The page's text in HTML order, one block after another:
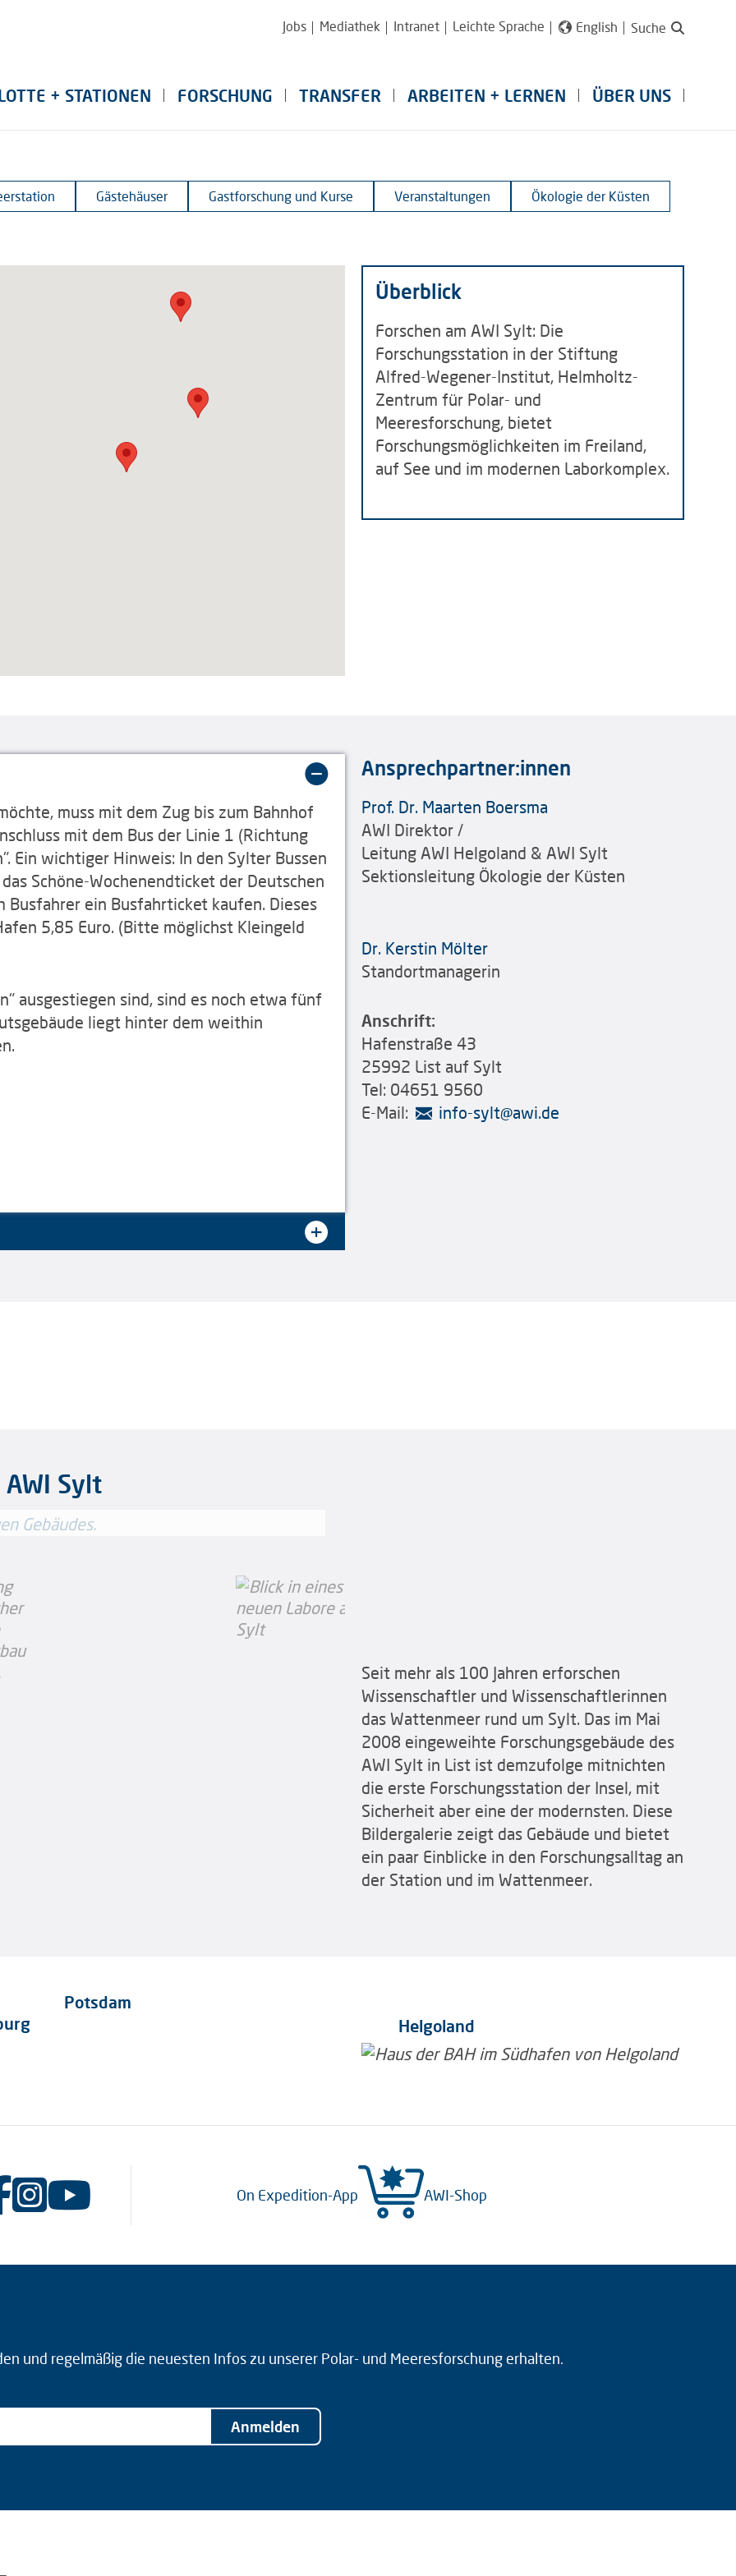
Jobs Mediathek Intranet Leichte Sprache English Suche
+ STATIONEN FORSCHUNG TRANSFER ARBEITEN + LERNEN ÜBER UNS
Gästehäuser Gastforschung und Kurse Veranstaltungen Ökologie der Küsten
Überblick
Forschen am AWI Sylt: Die
Forschungsstation in der Stiftung
Alfred-Wegener-Institut, Helmholtz-
Zentrum für Polar- und
Meeresforschung, bietet
Forschungsmöglichkeiten im Freiland,
auf See und im modernen Laborkomplex.
muss mit dem Zug bis zum Bahnhof
mit dem Bus der Linie 1 (Richtung
Ein wichtiger Hinweis: In den Sylter Bussen
Schöne-Wochenendticket der Deutschen
Busfahrer ein Busfahrticket kaufen. Dieses
5,85 Euro. (Bitte möglichst Kleingeld
ausgestiegen sind, sind es noch etwa fünf
liegt hinter dem weithin
Ansprechpartner:innen
Prof. Dr. Maarten Boersma
AWI Direktor /
Leitung AWI Helgoland & AWI Sylt
Sektionsleitung Ökologie der Küsten
Dr. Kerstin Mölter
Standortmanagerin
Anschrift:
Hafenstraße 43
25992 List auf Sylt
Tel: 04651 9560
E-Mail:
info-sylt@awi.de
Sylt
Seit mehr als 100 Jahren erforschen
Wissenschaftler und Wissenschaftlerinnen
das Wattenmeer rund um Sylt. Das im Mai
2008 eingeweihte Forschungsgebäude des
AWI Sylt in List ist demzufolge mitnichten
die erste Forschungsstation der Insel, mit
Sicherheit aber eine der modernsten. Diese
Bildergalerie zeigt das Gebäude und bietet
ein paar Einblicke in den Forschungsalltag an
der Station und im Wattenmeer.
Potsdam
Helgoland
On Expedition-App AWI-Shop
und regelmäßig die neuesten Infos zu unserer Polar- und Meeresforschung erhalten.
Anmelden